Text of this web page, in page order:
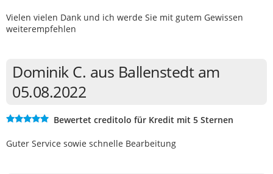
Vielen vielen Dank und ich werde Sie mit gutem Gewissen
weiterempfehlen
Dominik C. aus Ballenstedt am
05.08.2022
Bewertet creditolo für Kredit mit 5 Sternen
Guter Service sowie schnelle Bearbeitung